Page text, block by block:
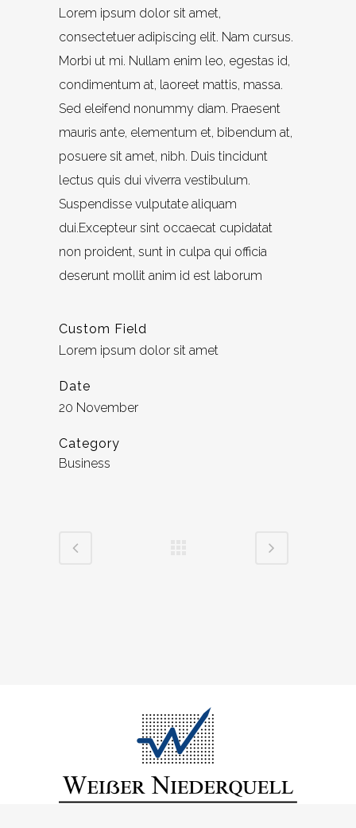
Lorem ipsum dolor sit amet,
consectetuer adipiscing elit. Nam cursus.
Morbi ut mi. Nullam enim leo, egestas id,
condimentum at, laoreet mattis, massa.
Sed eleifend nonummy diam. Praesent
mauris ante, elementum et, bibendum at,
posuere sit amet, nibh. Duis tincidunt
lectus quis dui viverra vestibulum.
Suspendisse vulputate aliquam
dui.Excepteur sint occaecat cupidatat
non proident, sunt in culpa qui officia
deserunt mollit anim id est laborum
Custom Field
Lorem ipsum dolor sit amet
Date
20 November
Category
Business